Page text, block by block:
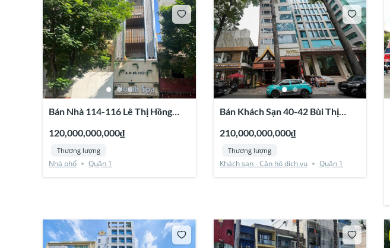
Bán Nhà 114-116 Lê Thị Hồng
120,000,000,000₫
Thương lượng
Nhà phố Quận 1
Bán Khách Sạn 40-42 Bùi Thị
210,000,000,000₫
Thương lượng
Khách sạn - Căn hộ dịch vụ Quận 1